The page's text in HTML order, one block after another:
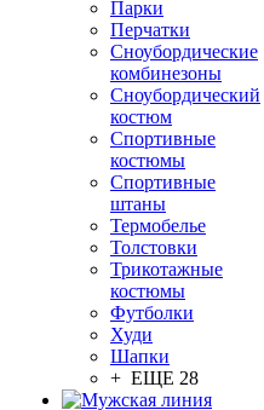
Парки
Перчатки
Сноубордические
комбинезоны
Сноубордический
костюм
Спортивные
костюмы
Спортивные
штаны
Термобелье
Толстовки
Трикотажные
костюмы
Футболки
Худи
Шапки
+ ЕЩЕ 28